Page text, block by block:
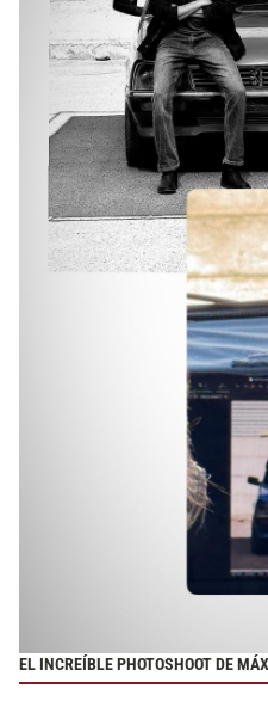
EL INCREÍBLE PHOTOSHOOT DE